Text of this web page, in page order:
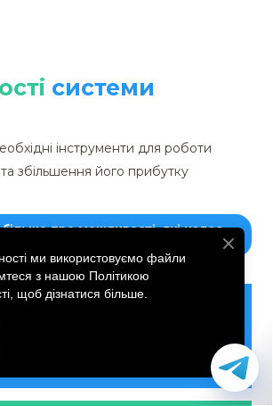
системи
інструменти для роботи
збільшення його прибутку
про можливості, які надає
ми використовуємо файли
з нашою Політикою
щоб дізнатися більше.